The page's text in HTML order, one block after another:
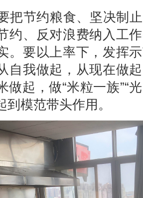
把节约粮食、坚决制
约、反对浪费纳入工
。 要以上率下，发挥
自我做起，从现在做
做起，做“米粒一族”“
到模范带头作用。